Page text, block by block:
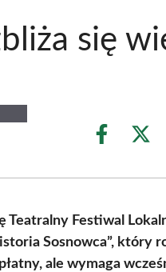
się
Share
Teatralny Festiwal
Sosnowca”, który
ale wymaga